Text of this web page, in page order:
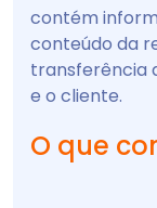
contém
conteúdo da
transferência
e o cliente.
O que